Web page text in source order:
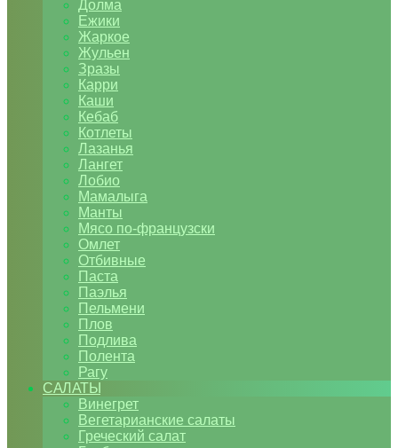
Долма
Ежики
Жаркое
Жульен
Зразы
Карри
Каши
Кебаб
Котлеты
Лазанья
Лангет
Лобио
Мамалыга
Манты
Мясо по-французски
Омлет
Отбивные
Паста
Паэлья
Пельмени
Плов
Подлива
Полента
Рагу
САЛАТЫ
Винегрет
Вегетарианские салаты
Греческий салат